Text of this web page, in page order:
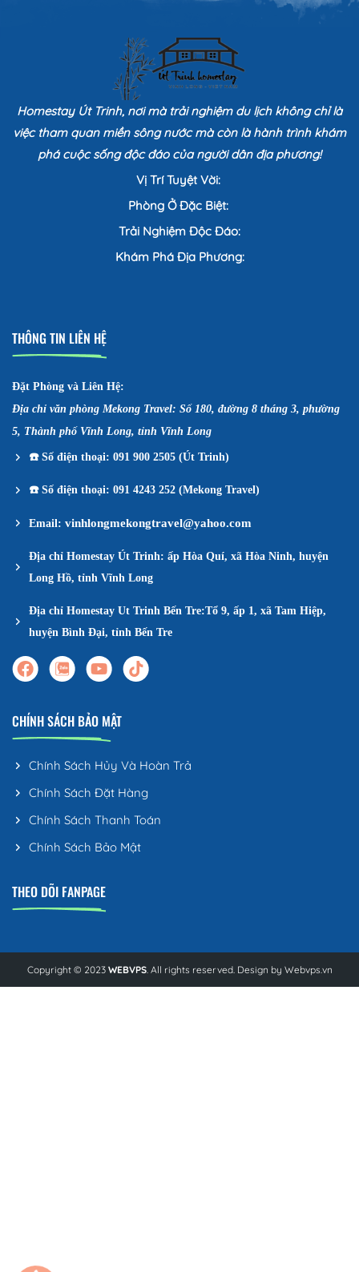
Homestay Út Trinh, nơi mà trải nghiệm du lịch không chỉ là
việc tham quan miền sông nước mà còn là hành trình khám
phá cuộc sống độc đáo của người dân địa phương!
Vị Trí Tuyệt Vời:
Phòng Ở Đặc Biệt:
Trải Nghiệm Độc Đáo:
Khám Phá Địa Phương:
THÔNG TIN LIÊN HỆ
Đặt Phòng và Liên Hệ:
Địa chỉ văn phòng Mekong Travel: Số 180, đường 8 tháng 3, phường
5, Thành phố Vĩnh Long, tỉnh Vĩnh Long
☎️Số điện thoại: 091 900 2505 (Út Trinh)
☎️Số điện thoại: 091 4243 252 (Mekong Travel)
Email: vinhlongmekongtravel@yahoo.com
Địa chỉ Homestay Út Trinh: ấp Hòa Quí, xã Hòa Ninh, huyện
Long Hồ, tỉnh Vĩnh Long
Địa chỉ Homestay Ut Trinh Bến Tre:Tổ 9, ấp 1, xã Tam Hiệp,
huyện Bình Đại, tỉnh Bến Tre
CHÍNH SÁCH BẢO MẬT
Chính Sách Hủy Và Hoàn Trả
Chính Sách Đặt Hàng
Chính Sách Thanh Toán
Chính Sách Bảo Mật
THEO DÕI FANPAGE
Copyright © 2023 WEBVPS. All rights reserved. Design by Webvps.vn